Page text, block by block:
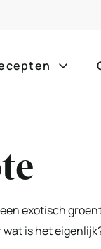
ontbijt
lunch
borrelhapjes
exotisch
is het